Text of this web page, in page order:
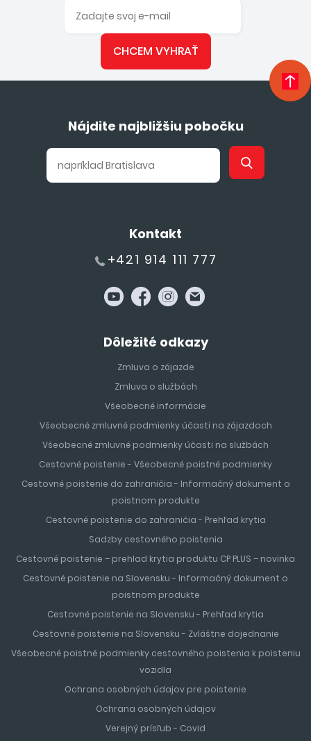
CHCEM VYHRAŤ
Nájdite najbližšiu pobočku
Kontakt
+421 914 111 777
Dôležité odkazy
Zmluva o zájazde
Zmluva o službách
Všeobecné informácie
Všeobecné zmluvné podmienky účasti na zájazdoch
Všeobecné zmluvné podmienky účasti na službách
Cestovné poistenie - Všeobecné poistné podmienky
Cestovné poistenie do zahraničia - Informačný dokument o
poistnom produkte
Cestovné poistenie do zahraničia - Prehľad krytia
Sadzby cestovného poistenia
Cestovné poistenie – prehlad krytia produktu CP PLUS – novinka
Cestovné poistenie na Slovensku - Informačný dokument o
poistnom produkte
Cestovné poistenie na Slovensku - Prehľad krytia
Cestovné poistenie na Slovensku - Zvláštne dojednanie
Všeobecné poistné podmienky cestovného poistenia k poisteniu
vozidla
Ochrana osobných údajov pre poistenie
Ochrana osobných údajov
Verejný prísľub - Covid